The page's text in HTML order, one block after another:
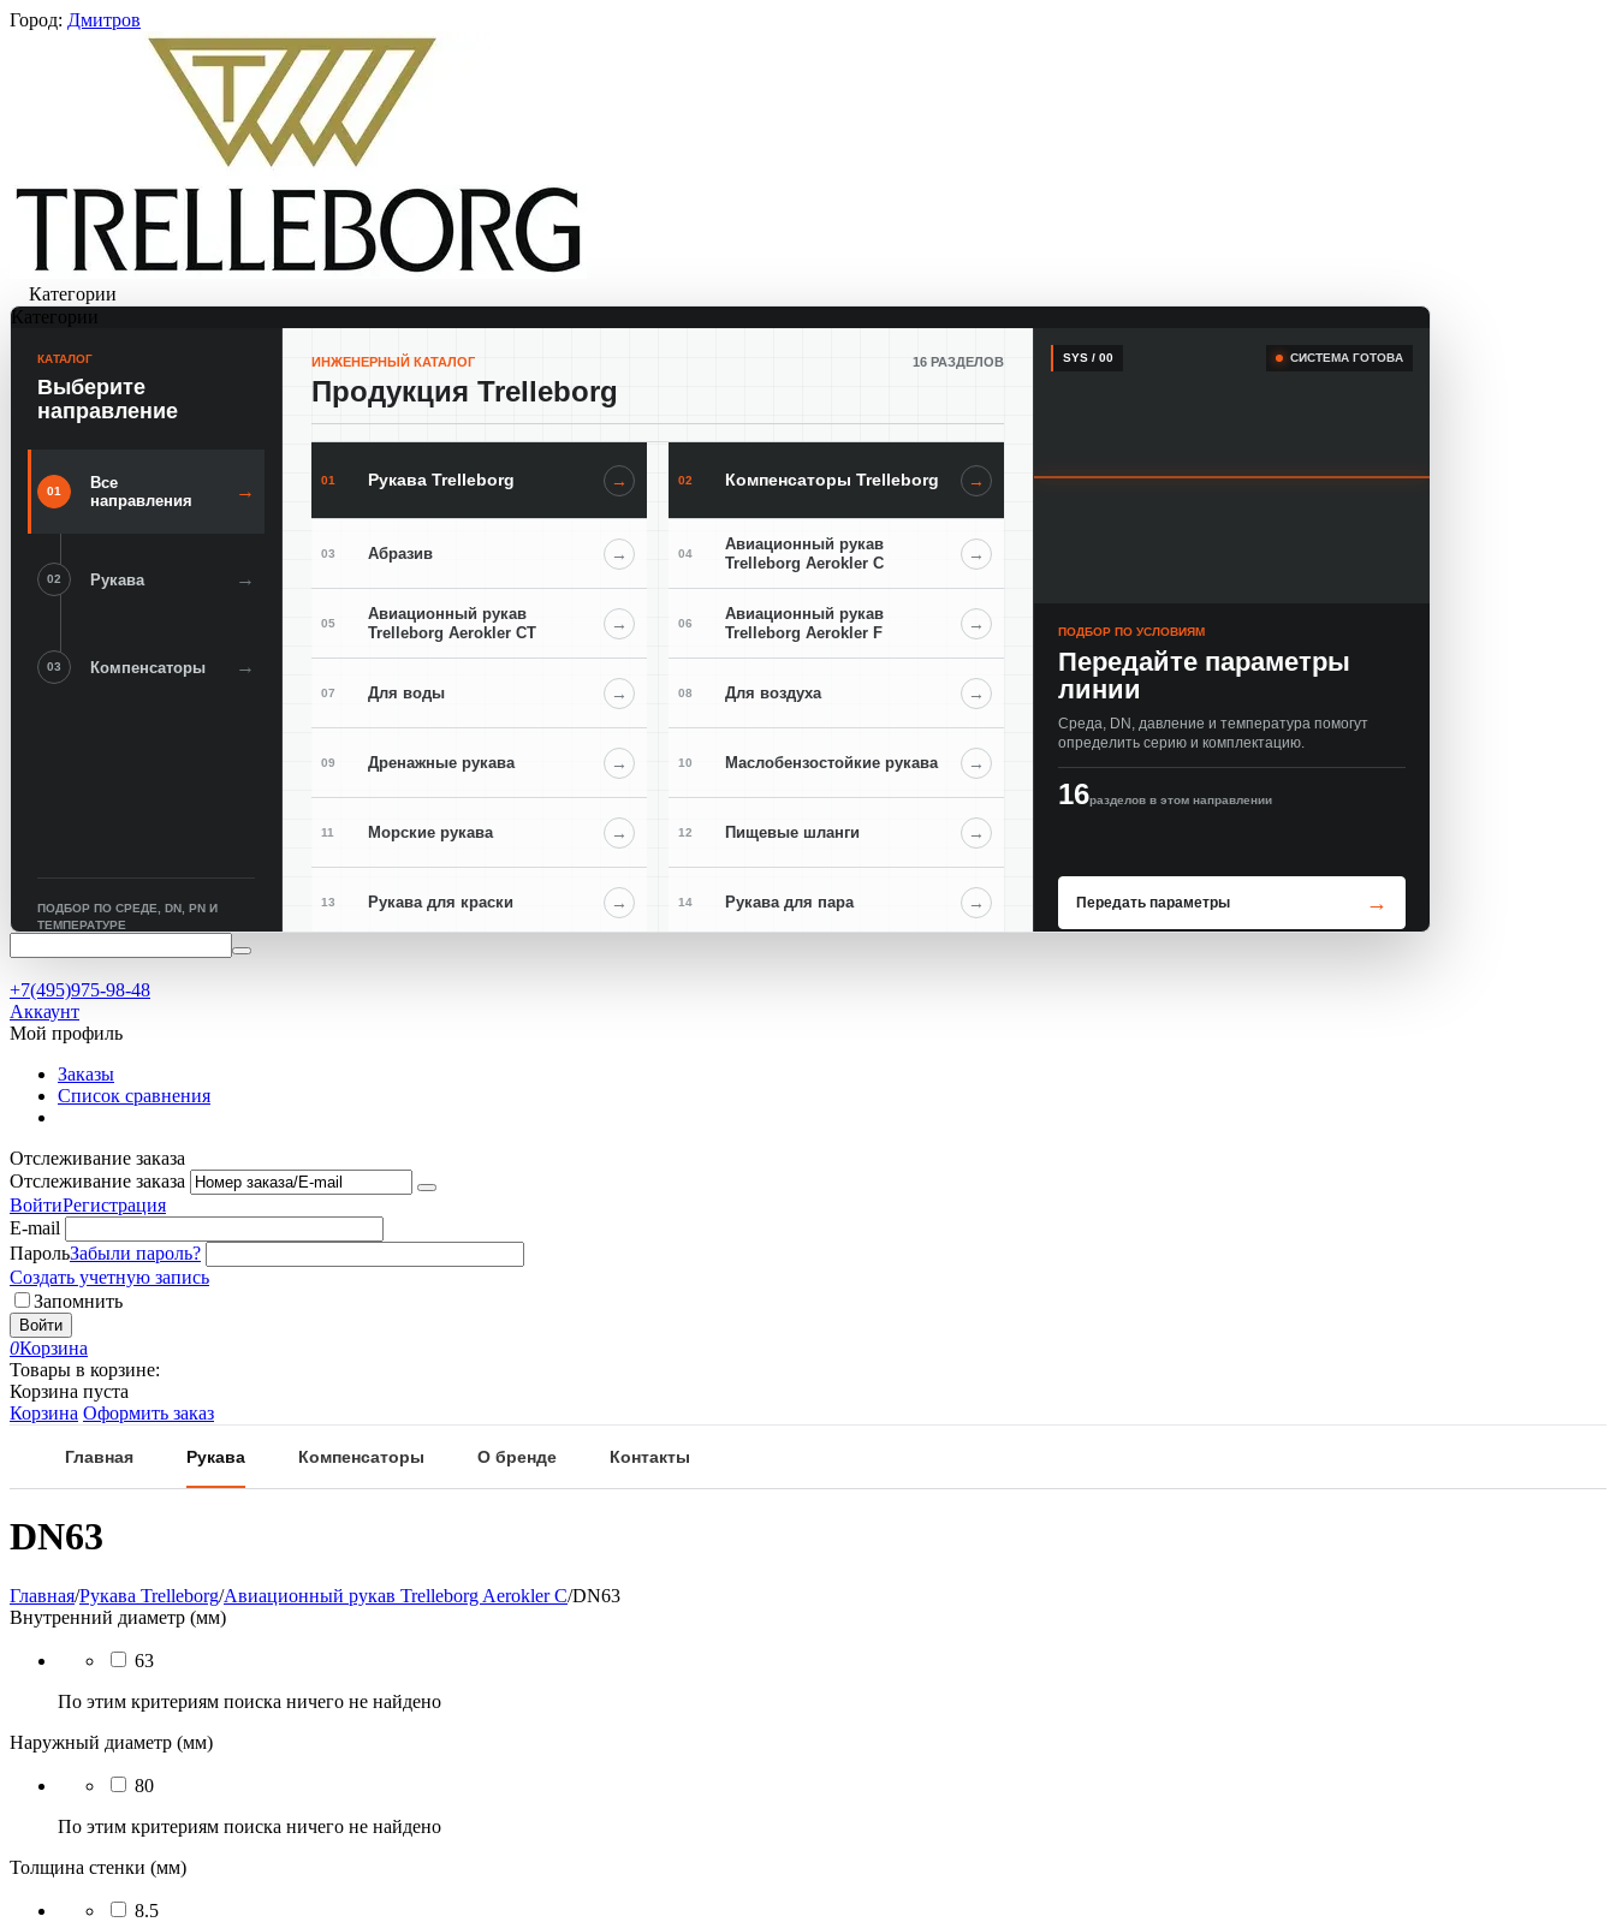
Город: Дмитров
Категории
Категории
КАТАЛОГ
Выберите
направление
01
Все
направления
→
02 Рукава →
03 Компенсаторы →
ПОДБОР ПО СРЕДЕ, DN, PN И
ТЕМПЕРАТУРЕ
ИНЖЕНЕРНЫЙ КАТАЛОГ
Продукция Trelleborg
16 РАЗДЕЛОВ
01 Рукава Trelleborg → 02 Компенсаторы Trelleborg →
03 Абразив → 04
Авиационный рукав
Trelleborg Aerokler C
→
05
Авиационный рукав
Trelleborg Aerokler CT
→ 06
Авиационный рукав
Trelleborg Aerokler F
→
07 Для воды → 08 Для воздуха →
09 Дренажные рукава → 10 Маслобензостойкие рукава →
11 Морские рукава → 12 Пищевые шланги →
13 Рукава для краски → 14 Рукава для пара →
SYS / 00 СИСТЕМА ГОТОВА
ПОДБОР ПО УСЛОВИЯМ
Передайте параметры
линии
Среда, DN, давление и температура помогут
определить серию и комплектацию.
16разделов в этом направлении
Передать параметры
+7(495)975-98-48
Аккаунт
Мой профиль
Заказы
Список сравнения
Отслеживание заказа
Отслеживание заказа
ВойтиРегистрация
E-mail
ПарольЗабыли пароль?
Создать учетную запись
Запомнить
Войти
0Корзина
Товары в корзине:
Корзина пуста
Корзина Оформить заказ
Главная Рукава Компенсаторы О бренде Контакты
DN63
Главная/Рукава Trelleborg/Авиационный рукав Trelleborg Aerokler C/DN63
Внутренний диаметр (мм)
63
По этим критериям поиска ничего не найдено
Наружный диаметр (мм)
80
По этим критериям поиска ничего не найдено
Толщина стенки (мм)
8.5